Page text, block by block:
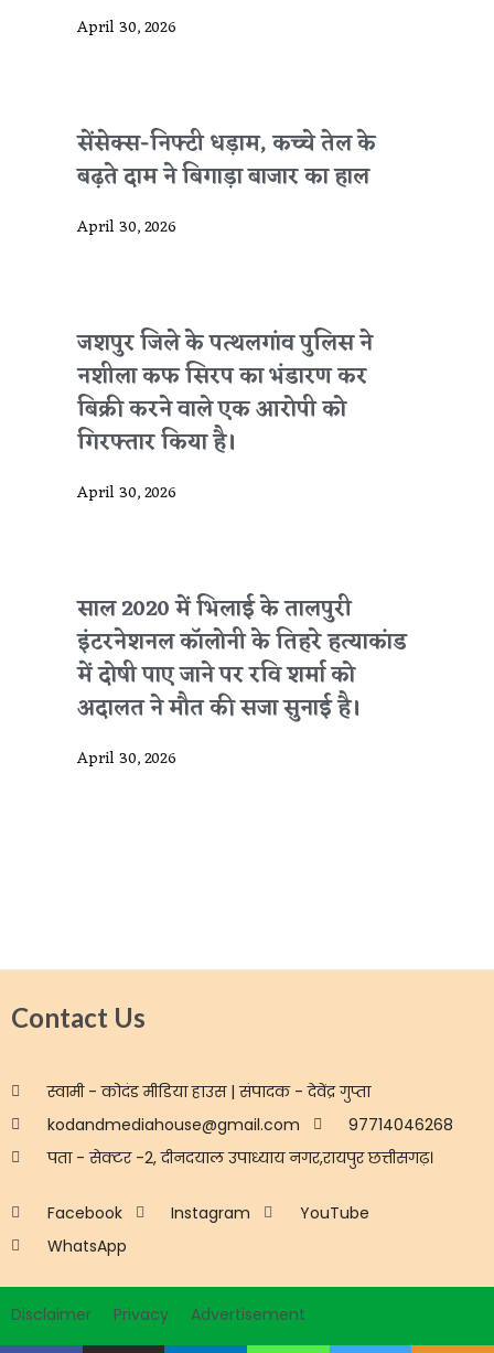
April 30, 2026
सेंसेक्स-निफ्टी धड़ाम, कच्चे तेल के
बढ़ते दाम ने बिगाड़ा बाजार का हाल
April 30, 2026
जशपुर जिले के पत्थलगांव पुलिस ने
नशीला कफ सिरप का भंडारण कर
बिक्री करने वाले एक आरोपी को
गिरफ्तार किया है।
April 30, 2026
साल 2020 में भिलाई के तालपुरी
इंटरनेशनल कॉलोनी के तिहरे हत्याकांड
में दोषी पाए जाने पर रवि शर्मा को
अदालत ने मौत की सजा सुनाई है।
April 30, 2026
Contact Us
स्वामी - कोदंड मीडिया हाउस | संपादक - देवेंद्र गुप्ता
kodandmediahouse@gmail.com
97714046268
पता - सेक्टर -2, दीनदयाल उपाध्याय नगर,रायपुर छत्तीसगढ़।
Facebook Instagram
YouTube
WhatsApp
Disclaimer Privacy Advertisement